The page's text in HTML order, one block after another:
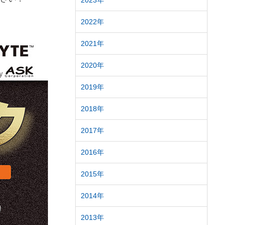
2022年
2021年
2020年
2019年
2018年
2017年
2016年
2015年
2014年
2013年